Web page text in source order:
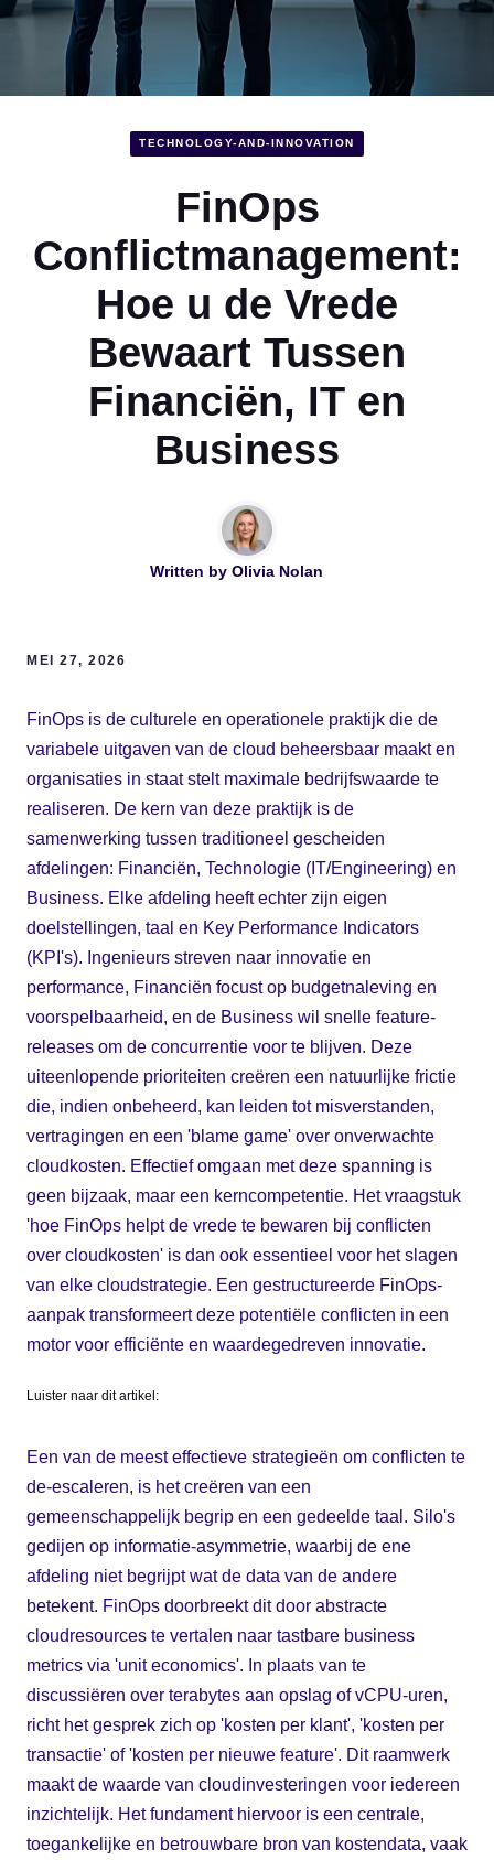
TECHNOLOGY-AND-INNOVATION
FinOps
Conflictmanagement:
Hoe u de Vrede
Bewaart Tussen
Financiën, IT en
Business
Written by Olivia Nolan
MEI 27, 2026
FinOps is de culturele en operationele praktijk die de
variabele uitgaven van de cloud beheersbaar maakt en
organisaties in staat stelt maximale bedrijfswaarde te
realiseren. De kern van deze praktijk is de
samenwerking tussen traditioneel gescheiden
afdelingen: Financiën, Technologie (IT/Engineering) en
Business. Elke afdeling heeft echter zijn eigen
doelstellingen, taal en Key Performance Indicators
(KPI's). Ingenieurs streven naar innovatie en
performance, Financiën focust op budgetnaleving en
voorspelbaarheid, en de Business wil snelle feature-
releases om de concurrentie voor te blijven. Deze
uiteenlopende prioriteiten creëren een natuurlijke frictie
die, indien onbeheerd, kan leiden tot misverstanden,
vertragingen en een 'blame game' over onverwachte
cloudkosten. Effectief omgaan met deze spanning is
geen bijzaak, maar een kerncompetentie. Het vraagstuk
'hoe FinOps helpt de vrede te bewaren bij conflicten
over cloudkosten' is dan ook essentieel voor het slagen
van elke cloudstrategie. Een gestructureerde FinOps-
aanpak transformeert deze potentiële conflicten in een
motor voor efficiënte en waardegedreven innovatie.
Luister naar dit artikel:
Een van de meest effectieve strategieën om conflicten te
de-escaleren, is het creëren van een
gemeenschappelijk begrip en een gedeelde taal. Silo's
gedijen op informatie-asymmetrie, waarbij de ene
afdeling niet begrijpt wat de data van de andere
betekent. FinOps doorbreekt dit door abstracte
cloudresources te vertalen naar tastbare business
metrics via 'unit economics'. In plaats van te
discussiëren over terabytes aan opslag of vCPU-uren,
richt het gesprek zich op 'kosten per klant', 'kosten per
transactie' of 'kosten per nieuwe feature'. Dit raamwerk
maakt de waarde van cloudinvesteringen voor iedereen
inzichtelijk. Het fundament hiervoor is een centrale,
toegankelijke en betrouwbare bron van kostendata, vaak